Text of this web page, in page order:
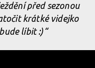
před sezonou
krátké videjko
líbit :)“